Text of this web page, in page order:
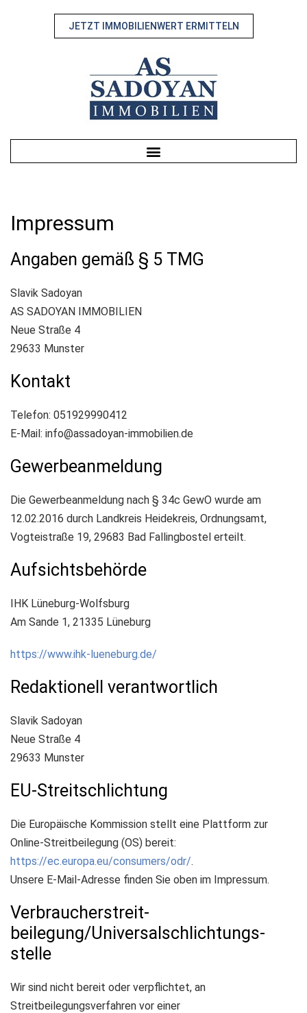
JETZT IMMOBILIENWERT ERMITTELN
Impressum
Angaben gemäß § 5 TMG
Slavik Sadoyan
AS SADOYAN IMMOBILIEN
Neue Straße 4
29633 Munster
Kontakt
Telefon: 051929990412
E-Mail: info@assadoyan-immobilien.de
Gewerbeanmeldung
Die Gewerbeanmeldung nach § 34c GewO wurde am
12.02.2016 durch Landkreis Heidekreis, Ordnungsamt,
Vogteistraße 19, 29683 Bad Fallingbostel erteilt.
Aufsichtsbehörde
IHK Lüneburg-Wolfsburg
Am Sande 1, 21335 Lüneburg
https://www.ihk-lueneburg.de/
Redaktionell verantwortlich
Slavik Sadoyan
Neue Straße 4
29633 Munster
EU-Streitschlichtung
Die Europäische Kommission stellt eine Plattform zur
Online-Streitbeilegung (OS) bereit:
https://ec.europa.eu/consumers/odr/.
Unsere E-Mail-Adresse finden Sie oben im Impressum.
Verbraucher­streit­
beilegung/Universal­schlichtungs­
stelle
Wir sind nicht bereit oder verpflichtet, an
Streitbeilegungsverfahren vor einer